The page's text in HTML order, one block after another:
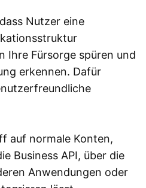
Nutzer eine
Ihre Fürsorge spüren und
erkennen. Dafür
auf normale Konten,
Business API, über die
Anwendungen oder